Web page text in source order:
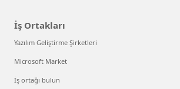
İş Ortakları
Yazılım Geliştirme Şirketleri
Microsoft Market
İş ortağı bulun